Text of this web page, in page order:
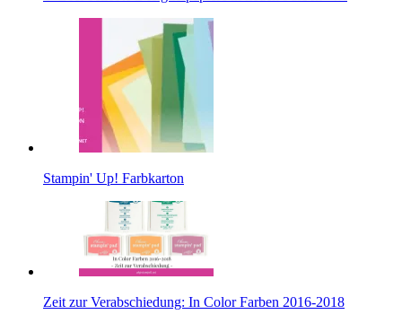
Stampin' Up! Farbkarton
Zeit zur Verabschiedung: In Color Farben 2016-2018